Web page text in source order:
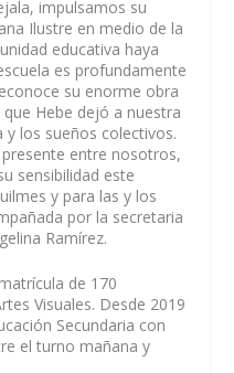
impulsamos su
Ilustre en medio de la
educativa haya
es profundamente
su enorme obra
Hebe dejó a nuestra
y los sueños colectivos.
entre nosotros,
sensibilidad este
y para las y los
por la secretaria
Ramírez.
de 170
Visuales. Desde 2019
Secundaria con
el turno mañana y